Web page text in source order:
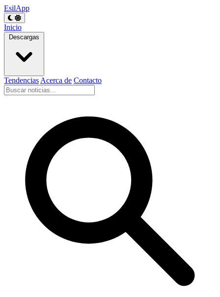
EsilApp
Inicio
Descargas
Tendencias Acerca de Contacto